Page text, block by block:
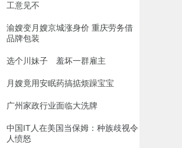
工意见不
渝嫂变月嫂京城涨身价 重庆劳务借
品牌包装
选个川妹子 羞坏一群雇主
月嫂竟用安眠药搞掂烦躁宝宝
广州家政行业面临大洗牌
中国IT人在美国当保姆：种族歧视令
人愤怒